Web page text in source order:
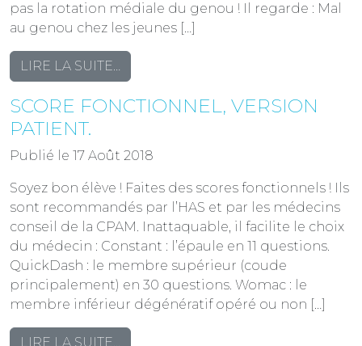
pas la rotation médiale du genou ! Il regarde : Mal
au genou chez les jeunes […]
LIRE LA SUITE…
MAL
AU
BILAN
KINÉ
GENOU
–
BILAN
GENOU
SCORE FONCTIONNEL, VERSION
PATIENT.
Publié le 17 Août 2018
Soyez bon élève ! Faites des scores fonctionnels ! Ils
sont recommandés par l’HAS et par les médecins
conseil de la CPAM. Inattaquable, il facilite le choix
du médecin : Constant : l’épaule en 11 questions.
QuickDash : le membre supérieur (coude
principalement) en 30 questions. Womac : le
membre inférieur dégénératif opéré ou non […]
LIRE LA SUITE…